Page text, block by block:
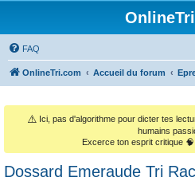
FAQ
OnlineTri.com Accueil du forum
⚠️ Ici, pas d'algorithme pour dicter tes
humains
Excerce ton esprit critique
Dossard Emeraude Tri